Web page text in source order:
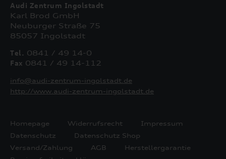
Audi Zentrum Ingolstadt
Karl Brod GmbH
Neuburger Straße 75
85057 Ingolstadt
Tel. 0841 / 49 14-0
Fax 0841 / 49 14-112
info@audi-zentrum-ingolstadt.de
http://www.audi-zentrum-ingolstadt.de
Homepage Widerrufsrecht
Impressum
Datenschutz
Datenschutz Shop
Versand/Zahlung
AGB
Herstellergarantie